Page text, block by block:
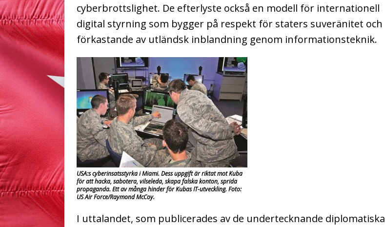
cyberbrottslighet. De efterlyste också en modell för internationell
digital styrning som bygger på respekt för staters suveränitet och
förkastande av utländsk inblandning genom informationsteknik.
USA:s cyberinsatsstyrka i Miami. Dess uppgift är riktat mot Kuba
för att hacka, sabotera, vilseleda, skapa falska konton, sprida
propaganda. Ett av många hinder för Kubas IT-utveckling. Foto:
US Air Force/Raymond McCoy.
I uttalandet, som publicerades av de undertecknande diplomatiska